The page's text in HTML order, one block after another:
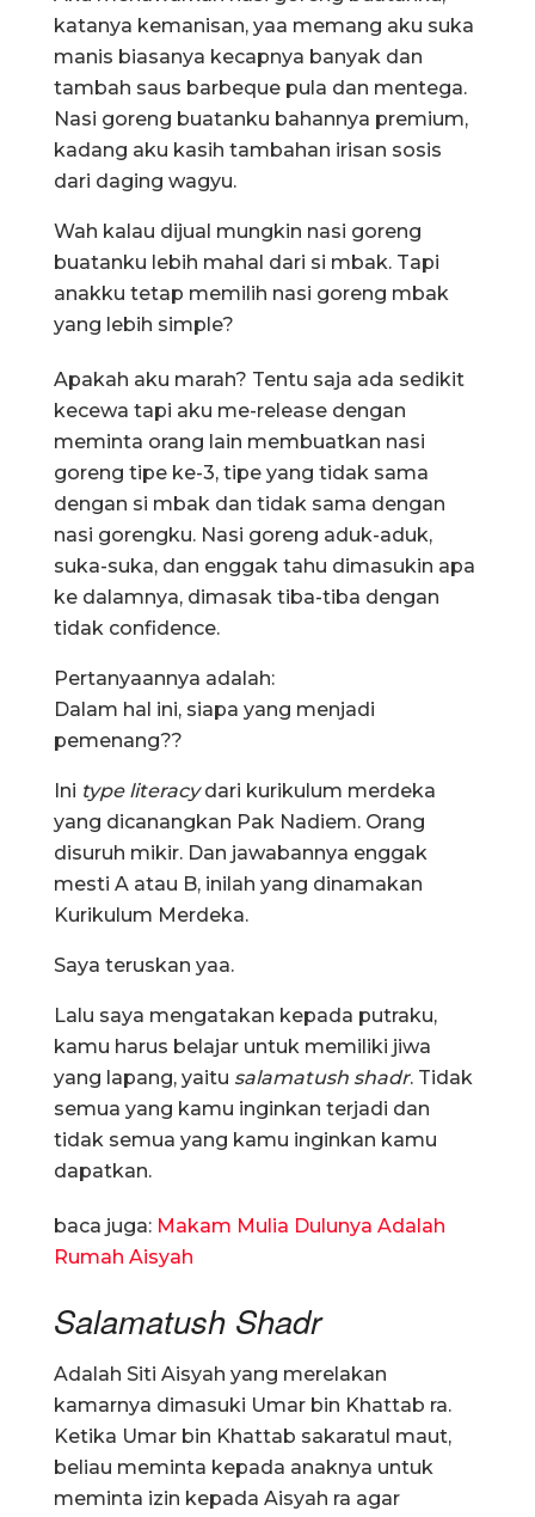
katanya kemanisan, yaa memang aku suka
manis biasanya kecapnya banyak dan
tambah saus barbeque pula dan mentega.
Nasi goreng buatanku bahannya premium,
kadang aku kasih tambahan irisan sosis
dari daging wagyu.
Wah kalau dijual mungkin nasi goreng
buatanku lebih mahal dari si mbak. Tapi
anakku tetap memilih nasi goreng mbak
yang lebih simple?
Apakah aku marah? Tentu saja ada sedikit
kecewa tapi aku me-release dengan
meminta orang lain membuatkan nasi
goreng tipe ke-3, tipe yang tidak sama
dengan si mbak dan tidak sama dengan
nasi gorengku. Nasi goreng aduk-aduk,
suka-suka, dan enggak tahu dimasukin apa
ke dalamnya, dimasak tiba-tiba dengan
tidak confidence.
Pertanyaannya adalah:
Dalam hal ini, siapa yang menjadi
pemenang??
Ini type literacydari kurikulum merdeka
yang dicanangkan Pak Nadiem. Orang
disuruh mikir. Dan jawabannya enggak
mesti A atau B, inilah yang dinamakan
Kurikulum Merdeka.
Saya teruskan yaa.
Lalu saya mengatakan kepada putraku,
kamu harus belajar untuk memiliki jiwa
yang lapang, yaitu salamatush shadr. Tidak
semua yang kamu inginkan terjadi dan
tidak semua yang kamu inginkan kamu
dapatkan.
baca juga: Makam Mulia Dulunya Adalah
Rumah Aisyah
Salamatush Shadr
Adalah Siti Aisyah yang merelakan
kamarnya dimasuki Umar bin Khattab ra.
Ketika Umar bin Khattab sakaratul maut,
beliau meminta kepada anaknya untuk
meminta izin kepada Aisyah ra agar